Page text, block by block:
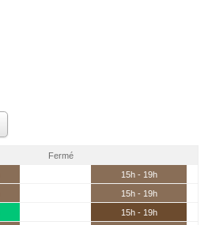
Fermé
15h - 19h
15h - 19h
15h - 19h